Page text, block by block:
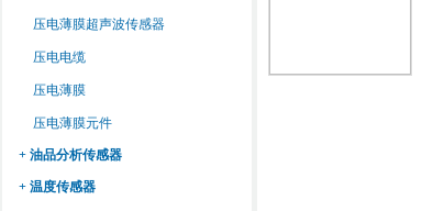
压电薄膜超声波传感器
压电电缆
压电薄膜
压电薄膜元件
+ 油品分析传感器
+ 温度传感器